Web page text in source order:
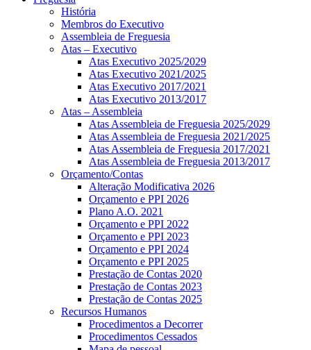
História
Membros do Executivo
Assembleia de Freguesia
Atas – Executivo
Atas Executivo 2025/2029
Atas Executivo 2021/2025
Atas Executivo 2017/2021
Atas Executivo 2013/2017
Atas – Assembleia
Atas Assembleia de Freguesia 2025/2029
Atas Assembleia de Freguesia 2021/2025
Atas Assembleia de Freguesia 2017/2021
Atas Assembleia de Freguesia 2013/2017
Orçamento/Contas
Alteração Modificativa 2026
Orçamento e PPI 2026
Plano A.O. 2021
Orçamento e PPI 2022
Orçamento e PPI 2023
Orçamento e PPI 2024
Orçamento e PPI 2025
Prestação de Contas 2020
Prestação de Contas 2023
Prestação de Contas 2025
Recursos Humanos
Procedimentos a Decorrer
Procedimentos Cessados